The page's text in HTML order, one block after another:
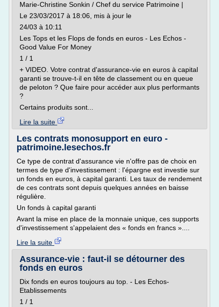
Marie-Christine Sonkin / Chef du service Patrimoine |
Le 23/03/2017 à 18:06, mis à jour le
24/03 à 10:11
Les Tops et les Flops de fonds en euros - Les Echos -
Good Value For Money
1 / 1
+ VIDEO. Votre contrat d'assurance-vie en euros à capital
garanti se trouve-t-il en tête de classement ou en queue
de peloton ? Que faire pour accéder aux plus performants
?
Certains produits sont...
Lire la suite
Les contrats monosupport en euro -
patrimoine.lesechos.fr
Ce type de contrat d'assurance vie n'offre pas de choix en
termes de type d'investissement : l'épargne est investie sur
un fonds en euros, à capital garanti. Les taux de rendement
de ces contrats sont depuis quelques années en baisse
régulière.
Un fonds à capital garanti
Avant la mise en place de la monnaie unique, ces supports
d'investissement s'appelaient des « fonds en francs »....
Lire la suite
Assurance-vie : faut-il se détourner des
fonds en euros
Dix fonds en euros toujours au top. - Les Echos-
Etablissements
1 / 1